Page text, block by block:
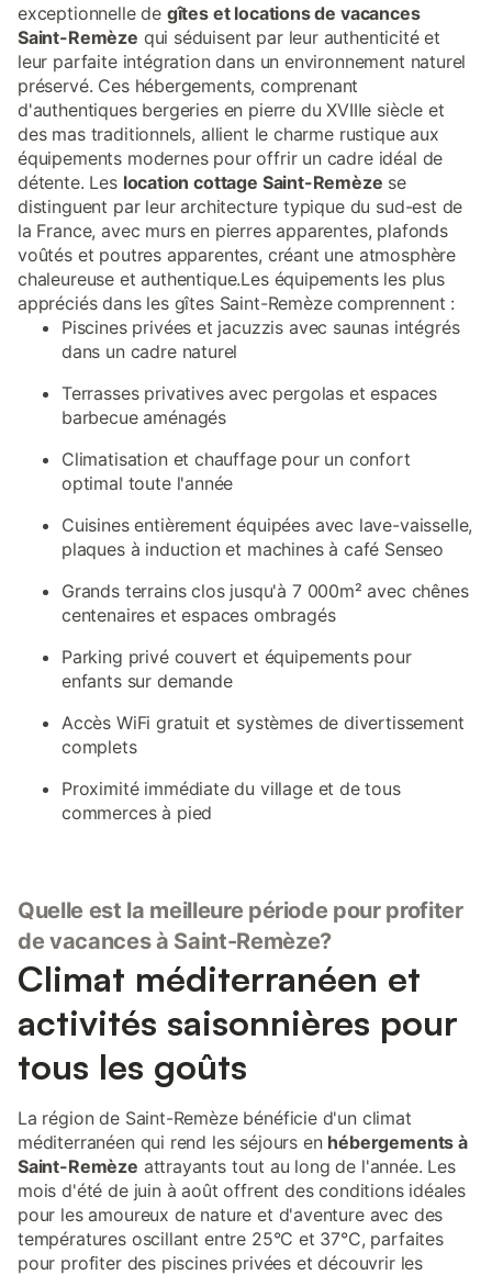
exceptionnelle de gîtes et locations de vacances
Saint-Remèze qui séduisent par leur authenticité et
leur parfaite intégration dans un environnement naturel
préservé. Ces hébergements, comprenant
d'authentiques bergeries en pierre du XVIIIe siècle et
des mas traditionnels, allient le charme rustique aux
équipements modernes pour offrir un cadre idéal de
détente. Les location cottage Saint-Remèze se
distinguent par leur architecture typique du sud-est de
la France, avec murs en pierres apparentes, plafonds
voûtés et poutres apparentes, créant une atmosphère
chaleureuse et authentique.Les équipements les plus
appréciés dans les gîtes Saint-Remèze comprennent :
Piscines privées et jacuzzis avec saunas intégrés
dans un cadre naturel
Terrasses privatives avec pergolas et espaces
barbecue aménagés
Climatisation et chauffage pour un confort
optimal toute l'année
Cuisines entièrement équipées avec lave-vaisselle,
plaques à induction et machines à café Senseo
Grands terrains clos jusqu'à 7 000m² avec chênes
centenaires et espaces ombragés
Parking privé couvert et équipements pour
enfants sur demande
Accès WiFi gratuit et systèmes de divertissement
complets
Proximité immédiate du village et de tous
commerces à pied
Quelle est la meilleure période pour profiter
de vacances à Saint-Remèze?
Climat méditerranéen et
activités saisonnières pour
tous les goûts
La région de Saint-Remèze bénéficie d'un climat
méditerranéen qui rend les séjours en hébergements à
Saint-Remèze attrayants tout au long de l'année. Les
mois d'été de juin à août offrent des conditions idéales
pour les amoureux de nature et d'aventure avec des
températures oscillant entre 25°C et 37°C, parfaites
pour profiter des piscines privées et découvrir les